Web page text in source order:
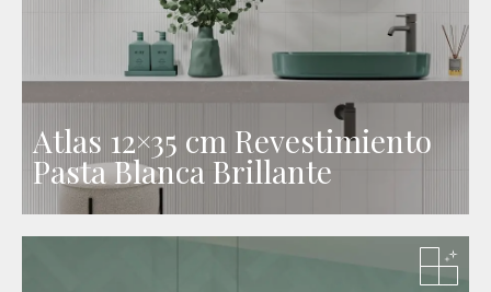
Atlas 12×35 cm Revestimiento
Pasta Blanca Brillante